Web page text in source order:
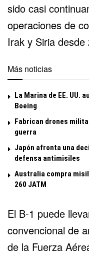
sido casi
operaciones de
Irak y Siria desde
Más noticias
La Marina de EE. UU.
Boeing
Fabrican drones
guerra
Japón afronta una
defensa antimisiles
Australia compra
260 JATM
El B-1 puede
convencional de
de la Fuerza